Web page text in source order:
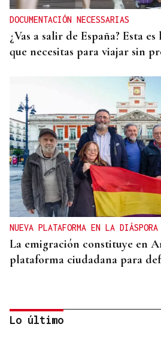
DOCUMENTACIÓN NECESSARIAS
¿Vas a salir de España? Esta
que necesitas para viajar sin
NUEVA PLATAFORMA EN LA DIÁSPORA
La emigración constituye en
plataforma ciudadana para
Lo último